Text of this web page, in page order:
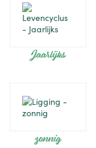
Jaarlijks
zonnig